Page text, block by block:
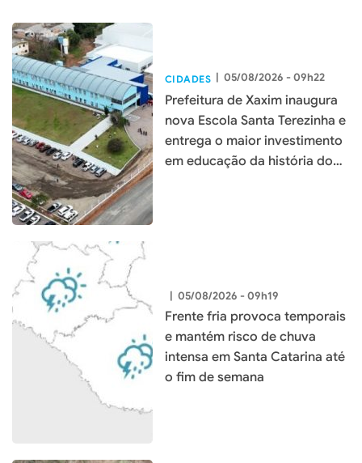
CIDADES | 05/08/2026 - 09h22
Prefeitura de Xaxim inaugura
nova Escola Santa Terezinha e
entrega o maior investimento
em educação da história do
| 05/08/2026 - 09h19
Frente fria provoca temporais
e mantém risco de chuva
intensa em Santa Catarina até
o fim de semana